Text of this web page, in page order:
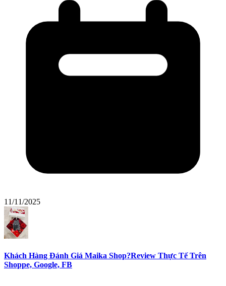
11/11/2025
Khách Hàng Đánh Giá Maika Shop?Review Thực Tế Trên
Shoppe, Google, FB